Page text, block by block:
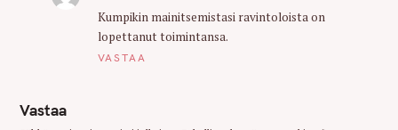
Kumpikin mainitsemistasi ravintoloista on
lopettanut toimintansa.
VASTAA
Vastaa